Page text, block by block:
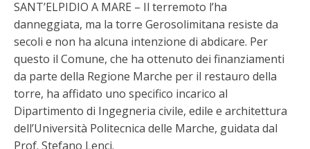
SANT’ELPIDIO A MARE – Il terremoto l’ha
danneggiata, ma la torre Gerosolimitana resiste da
secoli e non ha alcuna intenzione di abdicare. Per
questo il Comune, che ha ottenuto dei finanziamenti
da parte della Regione Marche per il restauro della
torre, ha affidato uno specifico incarico al
Dipartimento di Ingegneria civile, edile e architettura
dell’Università Politecnica delle Marche, guidata dal
Prof. Stefano Lenci.